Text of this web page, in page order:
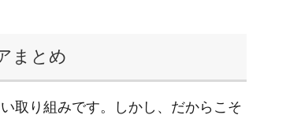
まとめ
取り組みです。しかし、だからこそ